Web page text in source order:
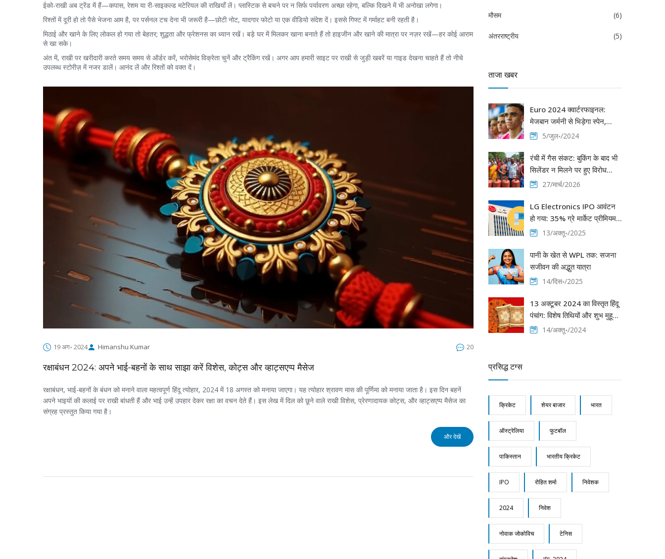
ईको-राखी अब ट्रेंड में हैं—कपास, रेशम या री-साइकल्ड मटेरियल की राखियाँ लें। प्लास्टिक से बचने पर न सिर्फ पर्यावरण अच्छा रहेगा, बल्कि दिखने में भी अनोखा लगेगा।
रिश्तों में दूरी हो तो पैसे भेजना आम है, पर पर्सनल टच देना भी जरूरी है—छोटी नोट, यादगार फोटो या एक वीडियो संदेश दें। इससे गिफ्ट में गर्माहट बनी रहती है।
मिठाई और खाने के लिए लोकल हो गया तो बेहतर; शुद्धता और फ्रेशनस का ध्यान रखें। बड़े घर में मिलकर खाना बनाते हैं तो हाइजीन और खाने की मात्रा पर नज़र रखें—हर कोई आराम
से खा सके।
अंत में, राखी पर खरीदारी करते समय समय से ऑर्डर करें, भरोसेमंद विक्रेता चुनें और ट्रैकिंग रखें। अगर आप हमारी साइट पर राखी से जुड़ी खबरें या गाइड देखना चाहते हैं तो नीचे
उपलब्ध स्टोरीज़ में नजर डालें। आनंद लें और रिश्तों को वक्त दें।
19 अग॰ 2024 Himanshu Kumar 20
रक्षाबंधन 2024: अपने भाई-बहनों के साथ साझा करें विशेस, कोट्स और व्हाट्सएप्प मैसेज
रक्षाबंधन, भाई-बहनों के बंधन को मनाने वाला महत्वपूर्ण हिंदू त्योहार, 2024 में 18 अगस्त को मनाया जाएगा। यह त्योहार श्रावण मास की पूर्णिमा को मनाया जाता है। इस दिन बहनें
अपने भाइयों की कलाई पर राखी बांधती हैं और भाई उन्हें उपहार देकर रक्षा का वचन देते हैं। इस लेख में दिल को छूने वाले राखी विशेस, प्रेरणादायक कोट्स, और व्हाट्सएप्प मैसेज का
संग्रह प्रस्तुत किया गया है।
और देखें
मौसम (6)
अंतरराष्ट्रीय (5)
ताजा खबर
Euro 2024 क्वार्टरफाइनल:
मेजबान जर्मनी से भिड़ेगा स्पेन,
इतिहास रचने की कगार पर
5/जुल॰/2024
रंची में गैस संकट: बुकिंग के बाद भी
सिलेंडर न मिलने पर हुए विरोध
प्रदर्शन27/मार्च/2026
LG Electronics IPO आवंटन
हो गया: 35% ग्रे मार्केट प्रीमियम,
संभावित लाभ 5-6 हजार रुपये प्रति
13/अक्तू॰/2025
पानी के खेत से WPL तक: सजना
सजीवन की अद्भुत यात्रा
14/दिस॰/2025
13 अक्टूबर 2024 का विस्तृत हिंदू
पंचांग: विशेष तिथियों और शुभ मुहूर्त
का विवरण14/अक्तू॰/2024
प्रसिद्ध टग्स
क्रिकेट शेयर बाजार भारत
ऑस्ट्रेलिया फुटबॉल
पाकिस्तान भारतीय क्रिकेट
IPO रोहित शर्मा निवेशक
2024 निवेश
नोवाक जोकोविच टेनिस